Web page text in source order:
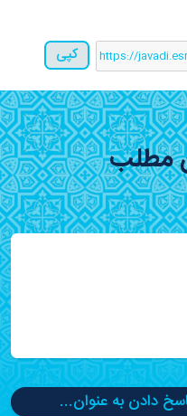
کپی
مطلب
دادن به عنوان...